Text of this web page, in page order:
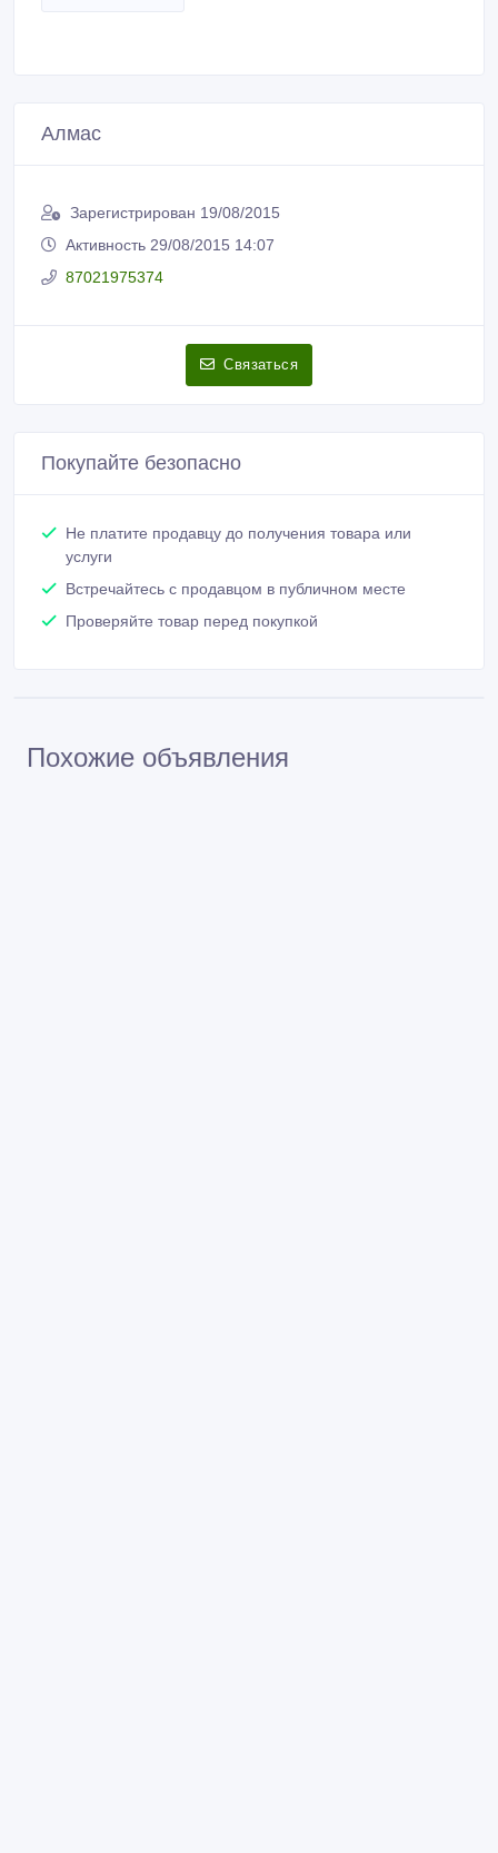
Алмас
Зарегистрирован 19/08/2015
Активность 29/08/2015 14:07
87021975374
Связаться
Покупайте безопасно
Не платите продавцу до получения товара или
услуги
Встречайтесь с продавцом в публичном месте
Проверяйте товар перед покупкой
Похожие объявления